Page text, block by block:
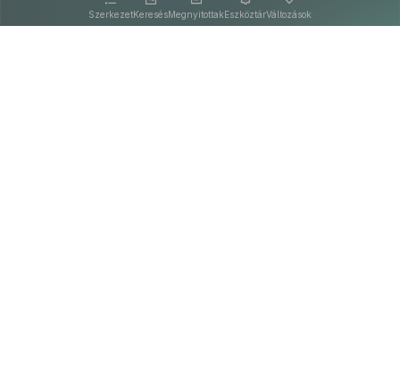
SzerkezetKeresésMegnyitottakEszköztárVáltozások